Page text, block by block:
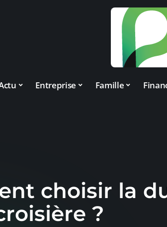
Entreprise Famille
choisir la
?